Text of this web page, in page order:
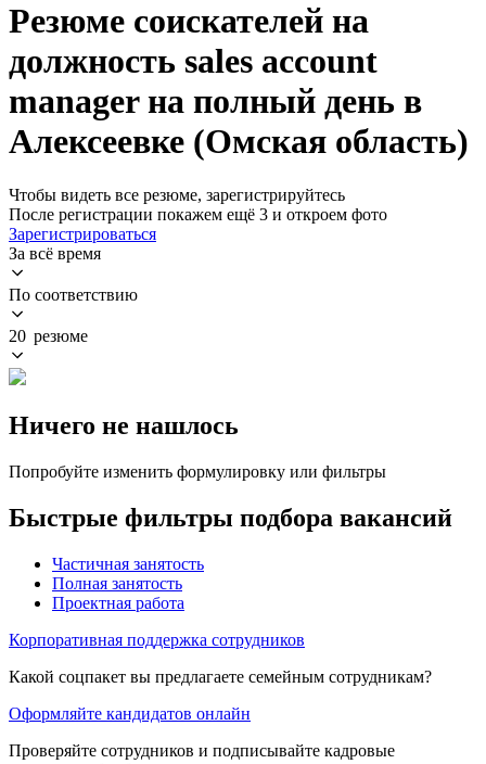
Резюме соискателей на
должность sales account
manager на полный день в
Алексеевке (Омская область)
Чтобы видеть все резюме, зарегистрируйтесь
После регистрации покажем ещё 3 и откроем фото
Зарегистрироваться
За всё время
По соответствию
20 резюме
Ничего не нашлось
Попробуйте изменить формулировку или фильтры
Быстрые фильтры подбора вакансий
Частичная занятость
Полная занятость
Проектная работа
Корпоративная поддержка сотрудников
Какой соцпакет вы предлагаете семейным сотрудникам?
Оформляйте кандидатов онлайн
Проверяйте сотрудников и подписывайте кадровые